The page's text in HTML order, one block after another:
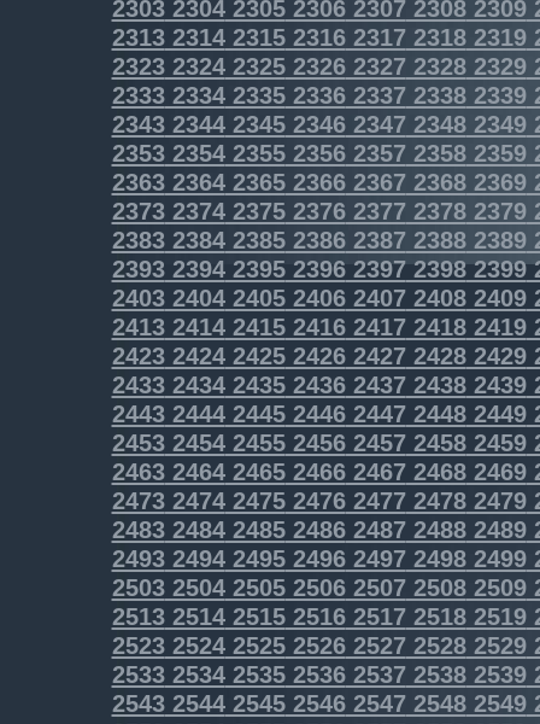
23032304230523062307 23082309
2313231423152316231723182319
23232324232523262327 23282329
23332334233523362337 23382339
23432344234523462347 23482349
23532354235523562357 23582359
23632364236523662367 23682369
23732374237523762377 23782379
23832384238523862387 23882389
2393239423952396239723982399
2403240424052406240724082409
2413241424152416241724182419
2423242424252426242724282429
2433243424352436243724382439
2443244424452446244724482449
2453245424552456245724582459
2463246424652466246724682469
2473247424752476247724782479
2483248424852486248724882489
2493249424952496249724982499
2503250425052506250725082509
2513251425152516251725182519
2523252425252526252725282529
2533253425352536253725382539
2543254425452546254725482549